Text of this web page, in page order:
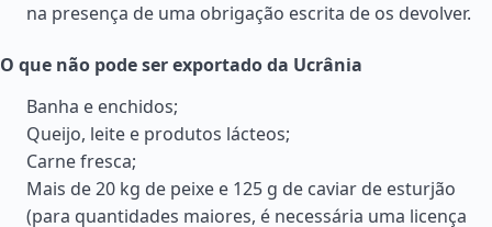
na presença de uma obrigação escrita de os devolver.
O que não pode ser exportado da Ucrânia
Banha e enchidos;
Queijo, leite e produtos lácteos;
Carne fresca;
Mais de 20 kg de peixe e 125 g de caviar de esturjão
(para quantidades maiores, é necessária uma licença